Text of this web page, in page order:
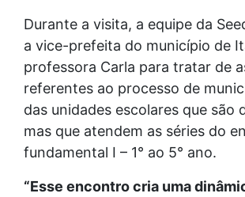
Durante a visita, a equipe da
a vice-prefeita do município de
professora Carla para tratar de
referentes ao processo de
das unidades escolares que são
mas que atendem as séries do
fundamental I – 1° ao 5° ano.
“Esse encontro cria uma